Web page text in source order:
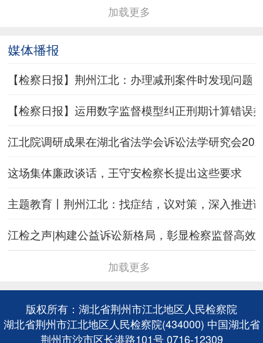
加载更多
媒体播报
【检察日报】荆州江北：办理减刑案件时发现问题
【检察日报】运用数字监督模型纠正刑期计算错误
江北院调研成果在湖北省法学会诉讼法学研究会
这场集体廉政谈话，王守安检察长提出这些要求
主题教育丨荆州江北：找症结，议对策，深入推进
江检之声|构建公益诉讼新格局，彰显检察监督高效
加载更多
版权所有：湖北省荆州市江北地区人民检察院
湖北省荆州市江北地区人民检察院(434000) 中国湖北省
荆州市沙市区长港路101号 0716-12309